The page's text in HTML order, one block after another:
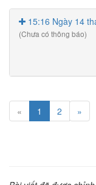
15:16 Ngày 14
(Chưa có thông báo)
« 1 2 »